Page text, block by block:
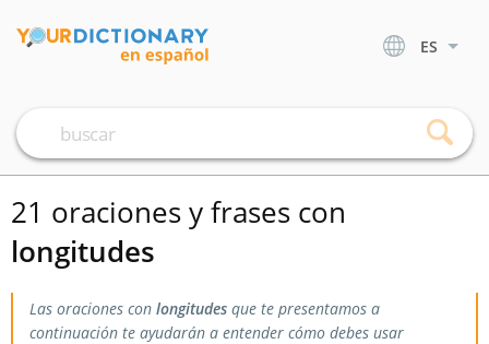
ES
21 oraciones y frases con
longitudes
Las oraciones con longitudes que te presentamos a
continuación te ayudarán a entender cómo debes usar